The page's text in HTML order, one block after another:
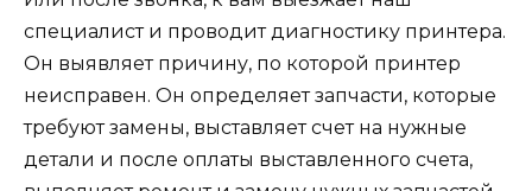
специалист и проводит диагностику принтера.
Он выявляет причину, по которой принтер
неисправен. Он определяет запчасти, которые
требуют замены, выставляет счет на нужные
детали и после оплаты выставленного счета,